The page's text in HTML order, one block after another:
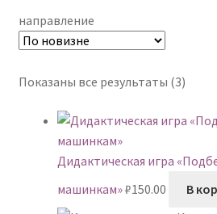
ИГРЫ НА ЛИПУЧКАХ
КОНТАКТЫ
направление
Показаны все результаты (3)
Дидактическая игра
машинкам»₽150.00 В